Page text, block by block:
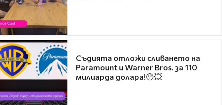
Съдията отложи сливането на
Paramount и Warner Bros. за 110
милиарда долара!😯💥